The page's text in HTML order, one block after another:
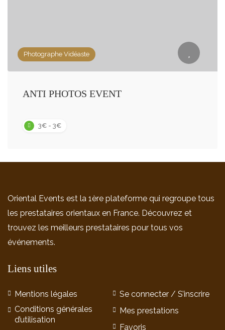
Photographe Vidéaste
ANTI PHOTOS EVENT
3€ - 3€
Oriental Events est la 1ère plateforme qui regroupe tous
les prestataires orientaux en France. Découvrez et
trouvez les meilleurs prestataires pour tous vos
événements.
Liens utiles
Mentions légales
Conditions générales
d’utilisation
Se connecter / S’inscrire
Mes prestations
Favoris